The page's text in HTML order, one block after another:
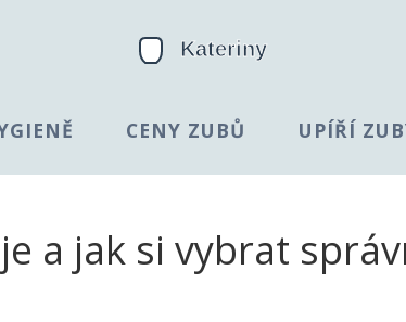
CENY ZUBŮ UPÍŘÍ
a jak si vybrat